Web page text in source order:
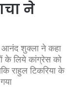
ने
आनंद शुक्ला ने कहा
के लिये कांग्रेस को
राहुल टिकरिया के